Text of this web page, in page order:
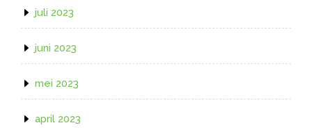
juli 2023
juni 2023
mei 2023
april 2023